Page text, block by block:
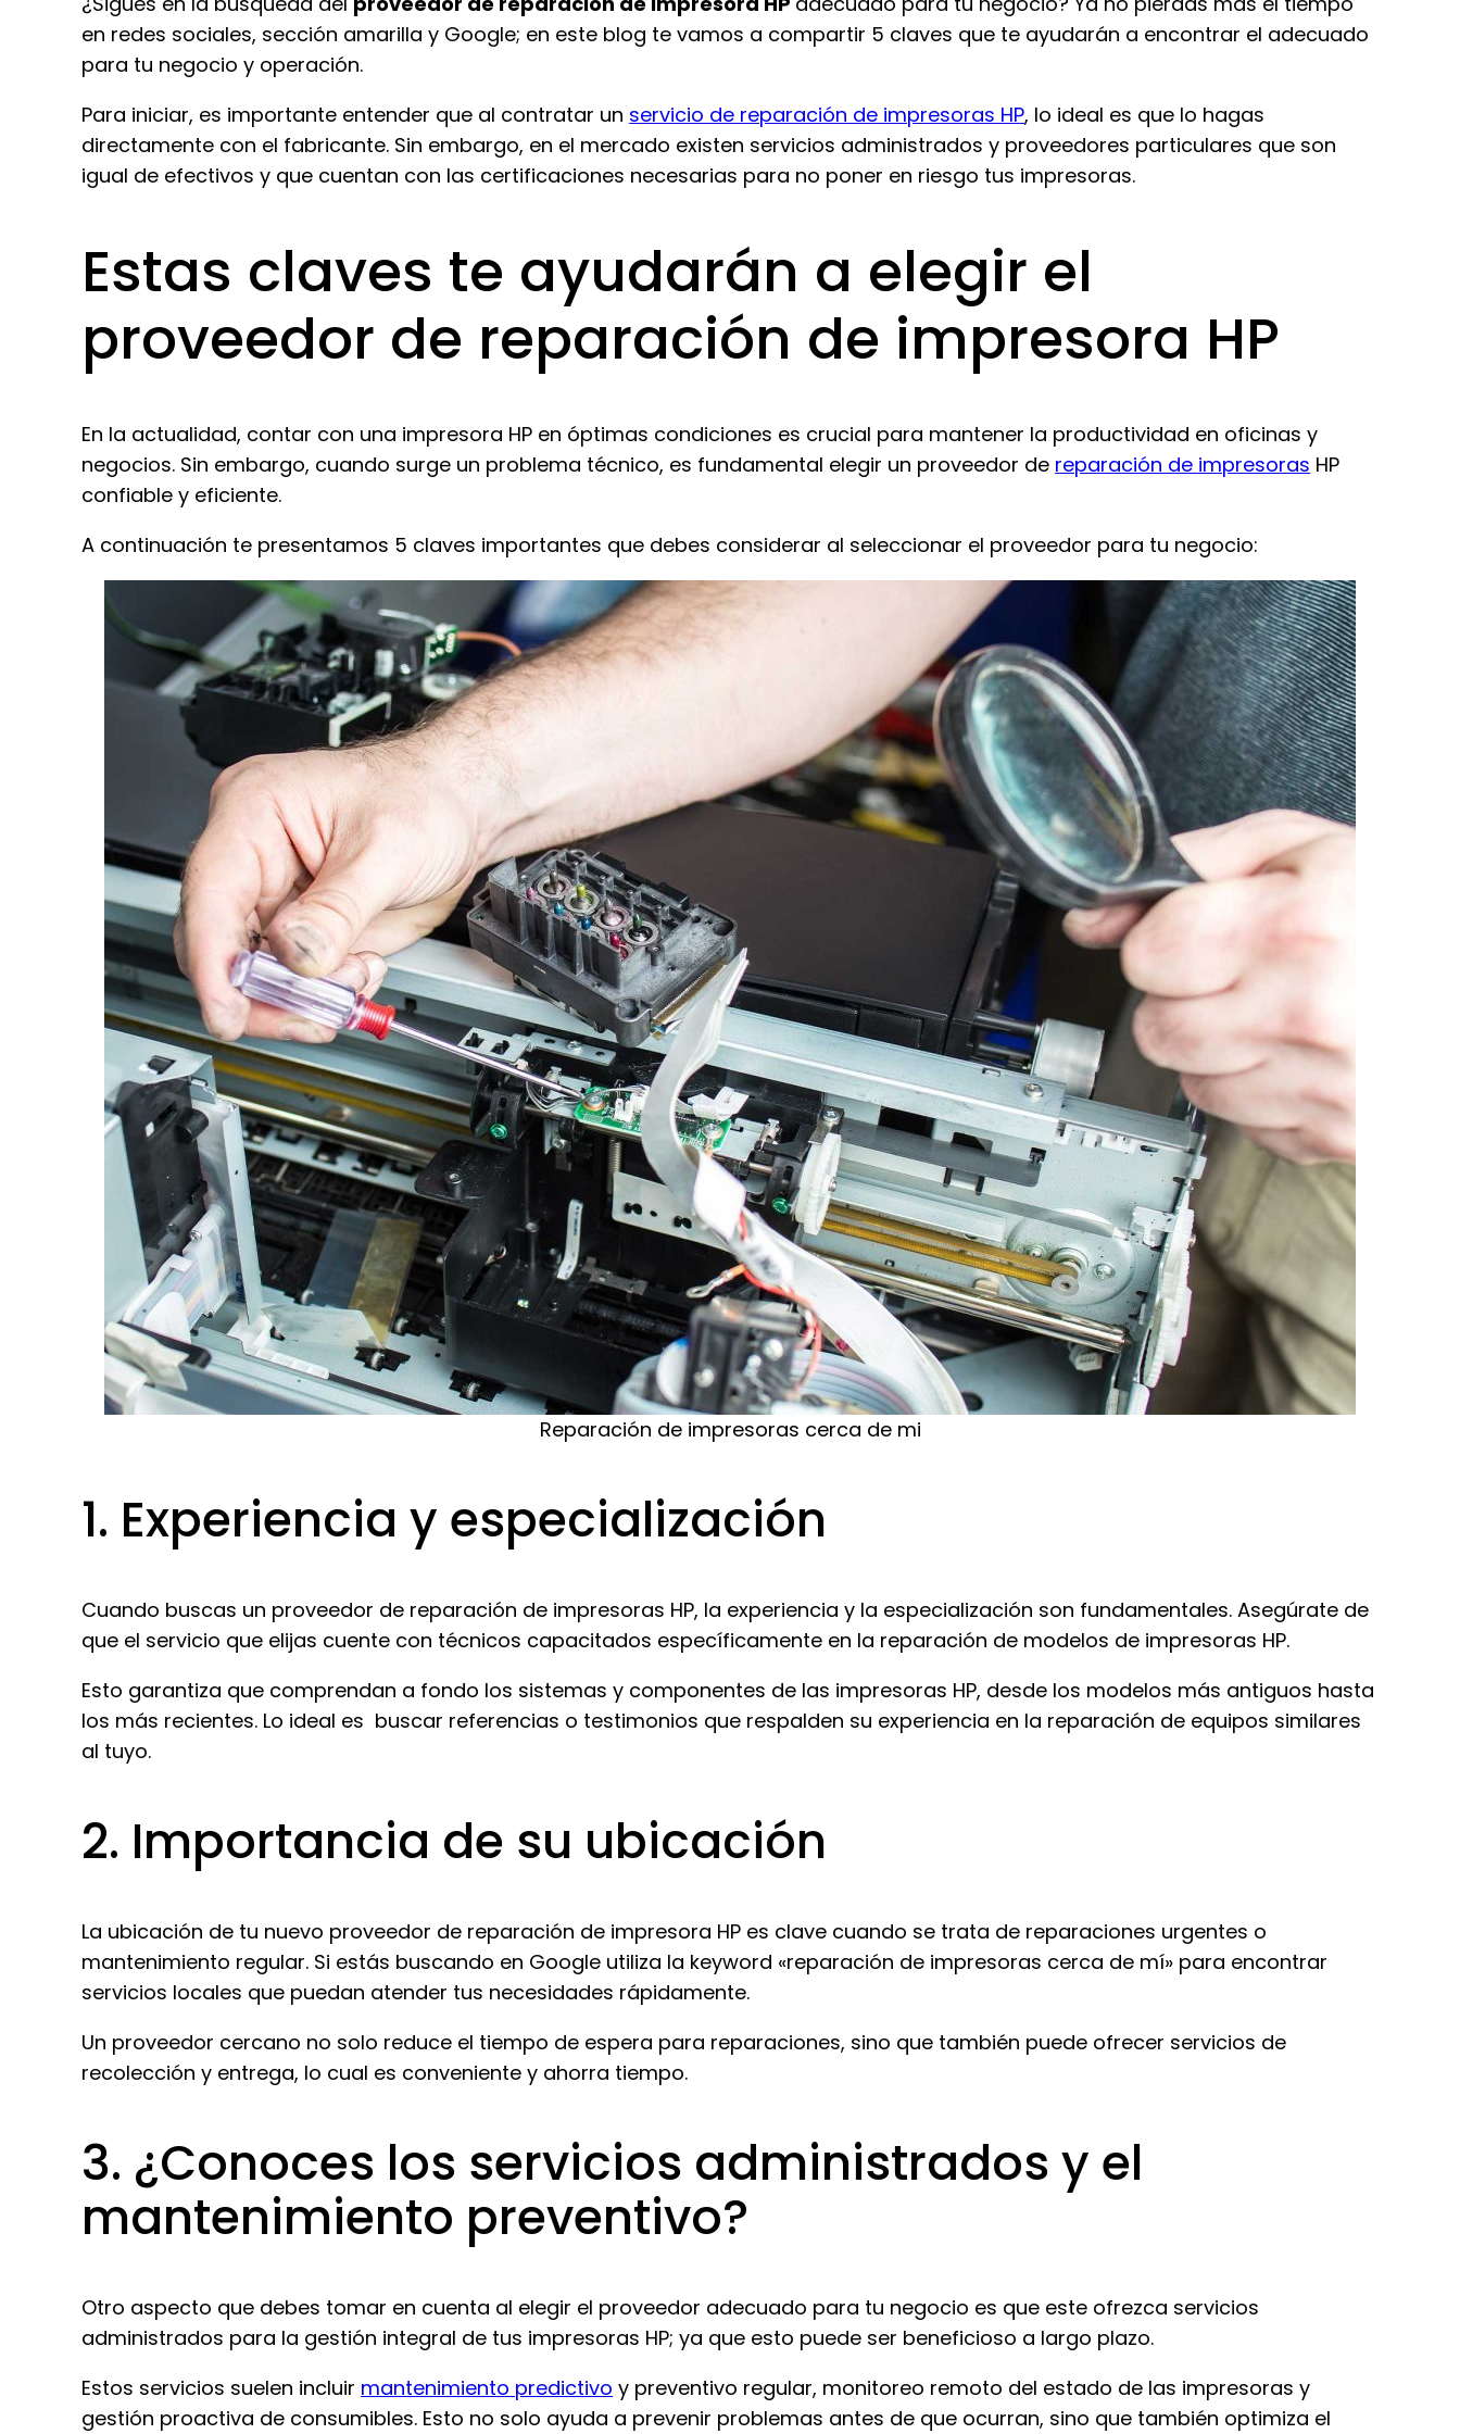
en redes sociales, sección amarilla y Google; en este blog te vamos a compartir 5 claves que te ayudarán a encontrar el adecuado
para tu negocio y operación.
Para iniciar, es importante entender que al contratar un servicio de reparación de impresoras HP, lo ideal es que lo hagas
directamente con el fabricante. Sin embargo, en el mercado existen servicios administrados y proveedores particulares que son
igual de efectivos y que cuentan con las certificaciones necesarias para no poner en riesgo tus impresoras.
Estas claves te ayudarán a elegir el
proveedor de reparación de impresora HP
En la actualidad, contar con una impresora HP en óptimas condiciones es crucial para mantener la productividad en oficinas y
negocios. Sin embargo, cuando surge un problema técnico, es fundamental elegir un proveedor de reparación de impresoras HP
confiable y eficiente.
A continuación te presentamos 5 claves importantes que debes considerar al seleccionar el proveedor para tu negocio:
Reparación de impresoras cerca de mi
1. Experiencia y especialización
Cuando buscas un proveedor de reparación de impresoras HP, la experiencia y la especialización son fundamentales. Asegúrate de
que el servicio que elijas cuente con técnicos capacitados específicamente en la reparación de modelos de impresoras HP.
Esto garantiza que comprendan a fondo los sistemas y componentes de las impresoras HP, desde los modelos más antiguos hasta
los más recientes. Lo ideal es buscar referencias o testimonios que respalden su experiencia en la reparación de equipos similares
al tuyo.
2. Importancia de su ubicación
La ubicación de tu nuevo proveedor de reparación de impresora HP es clave cuando se trata de reparaciones urgentes o
mantenimiento regular. Si estás buscando en Google utiliza la keyword «reparación de impresoras cerca de mí» para encontrar
servicios locales que puedan atender tus necesidades rápidamente.
Un proveedor cercano no solo reduce el tiempo de espera para reparaciones, sino que también puede ofrecer servicios de
recolección y entrega, lo cual es conveniente y ahorra tiempo.
3. ¿Conoces los servicios administrados y el
mantenimiento preventivo?
Otro aspecto que debes tomar en cuenta al elegir el proveedor adecuado para tu negocio es que este ofrezca servicios
administrados para la gestión integral de tus impresoras HP; ya que esto puede ser beneficioso a largo plazo.
Estos servicios suelen incluir mantenimiento predictivo y preventivo regular, monitoreo remoto del estado de las impresoras y
gestión proactiva de consumibles. Esto no solo ayuda a prevenir problemas antes de que ocurran, sino que también optimiza el